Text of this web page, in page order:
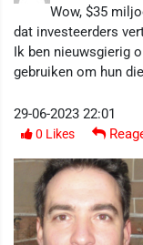
Wow, $35
dat investeerders
Ik ben nieuwsgierig
gebruiken om hun
29-06-2023 22:01
0 Likes